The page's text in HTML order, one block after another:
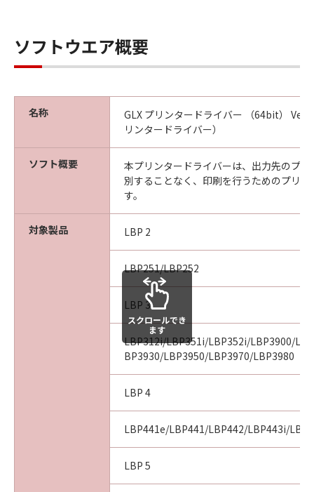
本条項中で使用される"the SOFTWARE"とは、
本契約書中で定義される「本ソフトウェア」を
意味し、指し示すものとします。
本契約書のいずれかの条項またはその一部が法
律により無効であると決定された場合でも、そ
の他の条項は完全に有効に存続するものとしま
キヤノン株式会社
ソフトウエア概要
名称
GLX プリンタードライバー （64bit）
リンタードライバー）
ソフト概要
本プリンタードライバーは、出力先のプ
別することなく、印刷を行うためのプリ
す。
対象製品 LBP 2
LBP251/LBP252
LBP 3
LBP312i/LBP351i/LBP352i/LBP3900/
BP3930/LBP3950/LBP3970/LBP3980
LBP 4
LBP441e/LBP441/LBP442/LBP443i/
LBP 5
スクロールでき
ます